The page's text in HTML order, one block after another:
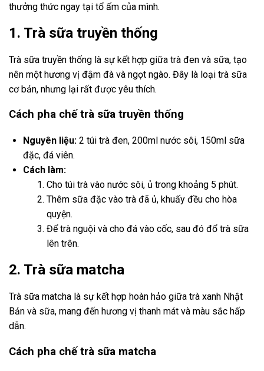
thưởng thức ngay tại tổ ấm của mình.
1. Trà sữa truyền thống
Trà sữa truyền thống là sự kết hợp giữa trà đen và sữa, tạo
nên một hương vị đậm đà và ngọt ngào. Đây là loại trà sữa
cơ bản, nhưng lại rất được yêu thích.
Cách pha chế trà sữa truyền thống
Nguyên liệu: 2 túi trà đen, 200ml nước sôi, 150ml sữa
đặc, đá viên.
Cách làm:
Cho túi trà vào nước sôi, ủ trong khoảng 5 phút.
Thêm sữa đặc vào trà đã ủ, khuấy đều cho hòa
quyện.
Để trà nguội và cho đá vào cốc, sau đó đổ trà sữa
lên trên.
2. Trà sữa matcha
Trà sữa matcha là sự kết hợp hoàn hảo giữa trà xanh Nhật
Bản và sữa, mang đến hương vị thanh mát và màu sắc hấp
dẫn.
Cách pha chế trà sữa matcha